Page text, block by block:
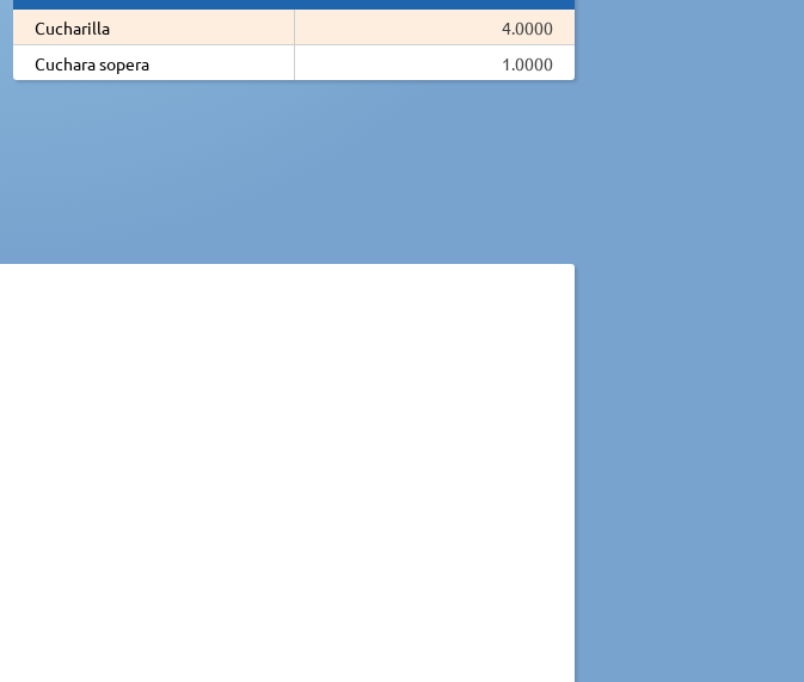
Cucharilla
4.0000
Cuchara sopera
1.0000